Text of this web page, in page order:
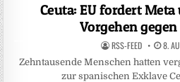
Ceuta: EU fordert
Vorgehen
RSS-FEED 8.
Zehntausende Menschen hatten
zur spanischen Exklave